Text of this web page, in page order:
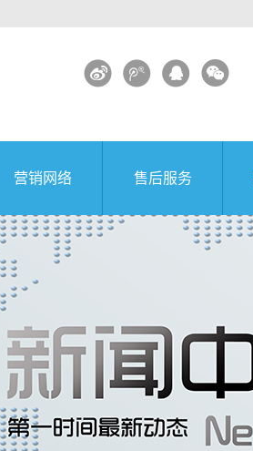
营销网络 售后服务
著名企业
中国航天科技集团